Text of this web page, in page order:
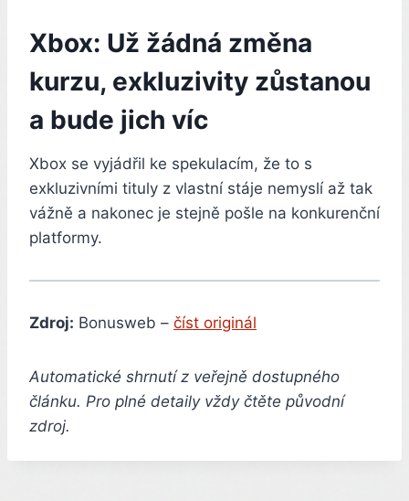
Xbox: Už žádná změna
kurzu, exkluzivity zůstanou
a bude jich víc
Xbox se vyjádřil ke spekulacím, že to s
exkluzivními tituly z vlastní stáje nemyslí až tak
vážně a nakonec je stejně pošle na konkurenční
platformy.
Zdroj: Bonusweb – číst originál
Automatické shrnutí z veřejně dostupného
článku. Pro plné detaily vždy čtěte původní
zdroj.